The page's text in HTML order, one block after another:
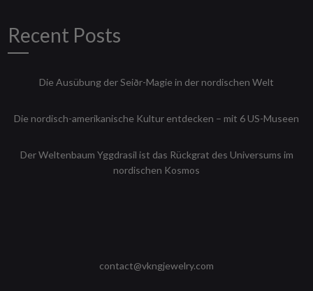
Recent Posts
Die Ausübung der Seiðr-Magie in der nordischen Welt
Die nordisch-amerikanische Kultur entdecken – mit 6 US-Museen
Der Weltenbaum Yggdrasil ist das Rückgrat des Universums im
nordischen Kosmos
contact@vkngjewelry.com